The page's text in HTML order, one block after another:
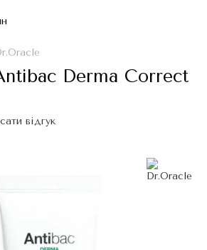
Derma Correct
відгук